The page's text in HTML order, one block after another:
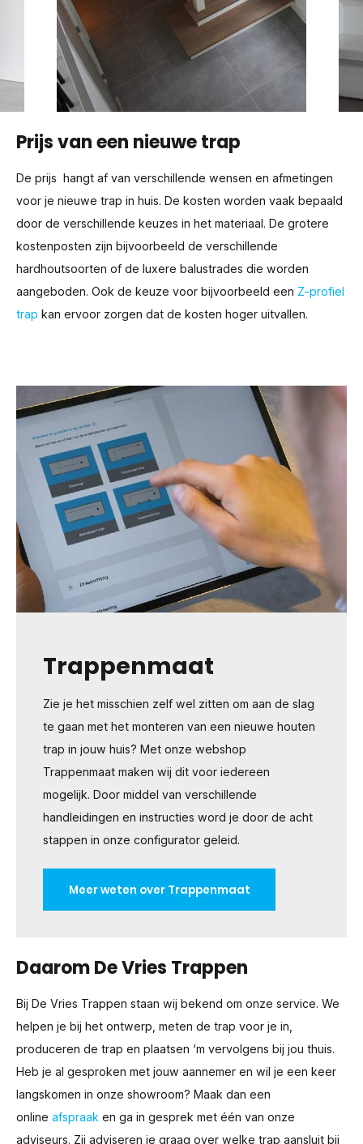
Prijs van een nieuwe trap
De prijs hangt af van verschillende wensen en afmetingen
voor je nieuwe trap in huis. De kosten worden vaak bepaald
door de verschillende keuzes in het materiaal. De grotere
kostenposten zijn bijvoorbeeld de verschillende
hardhoutsoorten of de luxere balustrades die worden
aangeboden. Ook de keuze voor bijvoorbeeld een Z-profiel
trap kan ervoor zorgen dat de kosten hoger uitvallen.
Trappenmaat
Zie je het misschien zelf wel zitten om aan de slag
te gaan met het monteren van een nieuwe houten
trap in jouw huis? Met onze webshop
Trappenmaat maken wij dit voor iedereen
mogelijk. Door middel van verschillende
handleidingen en instructies word je door de acht
stappen in onze configurator geleid.
Meer weten over Trappenmaat
Daarom De Vries Trappen
Bij De Vries Trappen staan wij bekend om onze service. We
helpen je bij het ontwerp, meten de trap voor je in,
produceren de trap en plaatsen ‘m vervolgens bij jou thuis.
Heb je al gesproken met jouw aannemer en wil je een keer
langskomen in onze showroom? Maak dan een
online afspraak en ga in gesprek met één van onze
adviseurs. Zij adviseren je graag over welke trap aansluit bij